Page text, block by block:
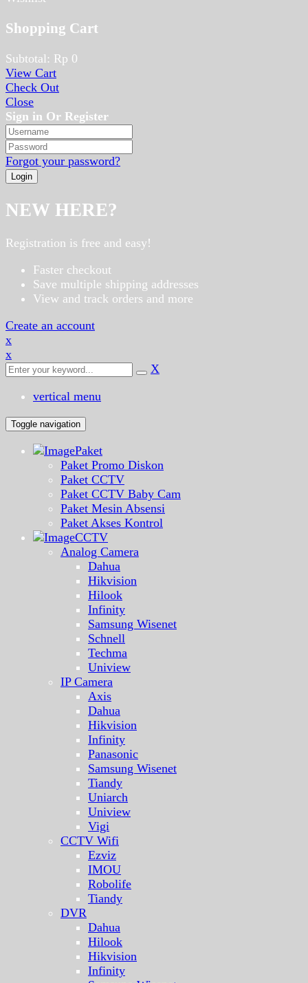
Shopping Cart
Subtotal: Rp 0
View Cart
Check Out
Close
Sign in Or Register
Forgot your password?
NEW HERE?
Registration is free and easy!
Faster checkout
Save multiple shipping addresses
View and track orders and more
Create an account
x
x
X
vertical menu
Toggle navigation
Paket
Paket Promo Diskon
Paket CCTV
Paket CCTV Baby Cam
Paket Mesin Absensi
Paket Akses Kontrol
CCTV
Analog Camera
Dahua
Hikvision
Hilook
Infinity
Samsung Wisenet
Schnell
Techma
Uniview
IP Camera
Axis
Dahua
Hikvision
Infinity
Panasonic
Samsung Wisenet
Tiandy
Uniarch
Uniview
Vigi
CCTV Wifi
Ezviz
IMOU
Robolife
Tiandy
DVR
Dahua
Hilook
Hikvision
Infinity